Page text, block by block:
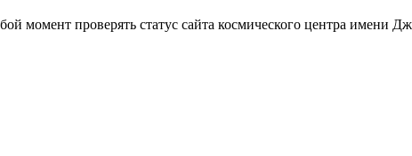
момент проверять статус сайта космического центра имени